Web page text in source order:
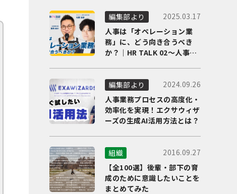
編集部より
2025.03.17
人事は「オペレーション業
務」に、どう向き合うべき
か？｜HR TALK 02～人事DX
編集部より
2024.09.26
人事業務プロセスの高度化・
効率化を実現！エクサウィザ
ーズの生成AI活用方法とは？
組織
2016.09.27
【全100選】後輩・部下の育
成のために意識したいことを
まとめてみた